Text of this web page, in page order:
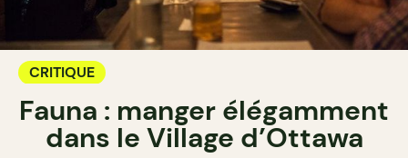
CRITIQUE
Fauna : manger élégamment
dans le Village d’Ottawa